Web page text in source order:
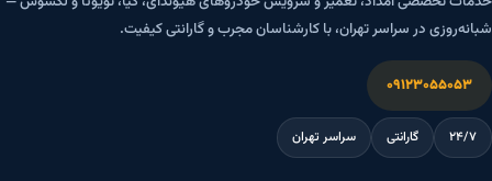
شبانه‌روزی در سراسر تهران، با کارشناسان مجرب و گارانتی کیفیت.
۰۹۱۲۳۰۵۵۰۵۳
۲۴/۷ گارانتی سراسر تهران